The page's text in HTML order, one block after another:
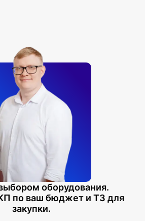
оборудования.
по ваш бюджет и ТЗ для
закупки.